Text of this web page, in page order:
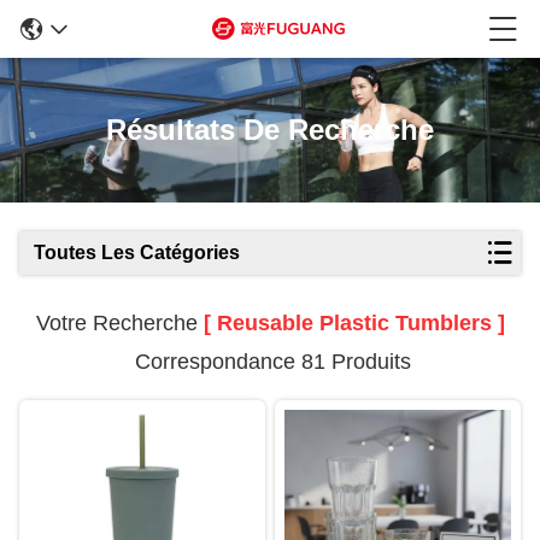
Résultats De Recherche
Toutes Les Catégories
Votre Recherche [ Reusable Plastic Tumblers ]
Correspondance 81 Produits